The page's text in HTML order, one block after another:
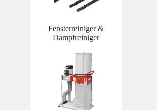
Fensterreiniger &
Dampfreiniger